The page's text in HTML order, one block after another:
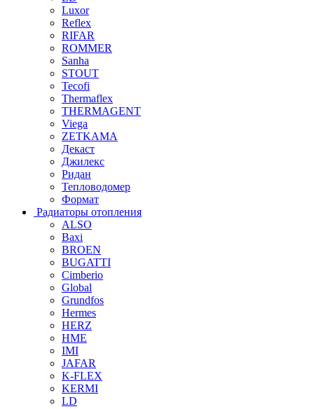
Luxor
Reflex
RIFAR
ROMMER
Sanha
STOUT
Tecofi
Thermaflex
THERMAGENT
Viega
ZETKAMA
Декаст
Джилекс
Ридан
Тепловодомер
Формат
Радиаторы отопления
ALSO
Baxi
BROEN
BUGATTI
Cimberio
Global
Grundfos
Hermes
HERZ
HME
IMI
JAFAR
K-FLEX
KERMI
LD